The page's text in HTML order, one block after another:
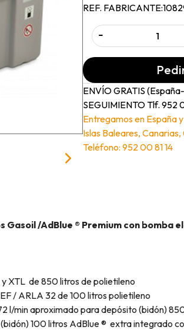
REF. FABRICANTE:
-
ENVÍO GRATIS
SEGUIMIENTO Tlf. 952
Entregamos en España
Islas Baleares,
Teléfono: 952 00 81 14
/AdBlue ® Premium con bomba
XTL de 850 litros de polietileno
/ ARLA 32 de 100 litros polietileno
l/min aproximado para depósito (bidón)
100 litros AdBlue ® extra integrado